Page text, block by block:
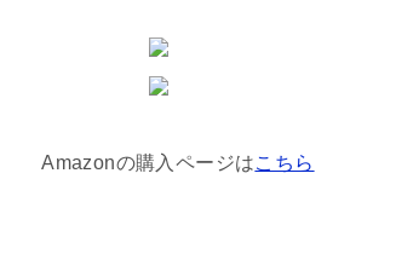
Amazonの購入ページはこちら